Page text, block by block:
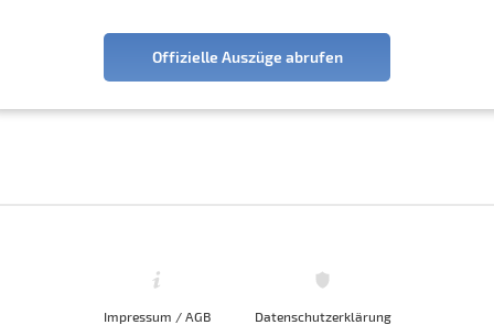
Offizielle Auszüge abrufen
Impressum / AGB Datenschutzerklärung